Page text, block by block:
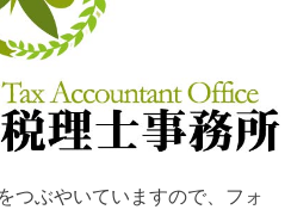
つぶやいていますので、フォ